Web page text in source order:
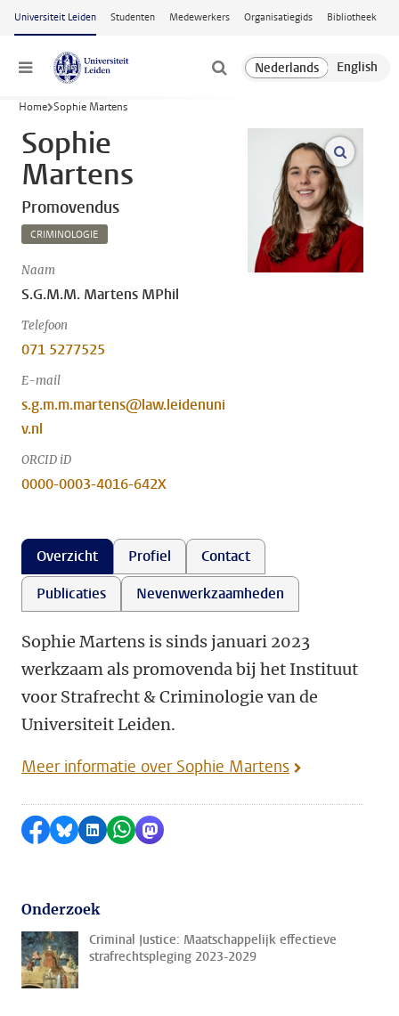
Ga naar hoofdinhoud
Universiteit Leiden Studenten Medewerkers Organisatiegids Bibliotheek
Menu
Home Sophie Martens
Sophie
Martens
Promovendus
CRIMINOLOGIE
Naam
S.G.M.M. Martens MPhil
Telefoon
071 5277525
E-mail
s.g.m.m.martens@law.leidenuni
v.nl
ORCID iD
0000-0003-4016-642X
open
Overzicht Profiel
Contact
Publicaties
Nevenwerkzaamheden
Sophie Martens is sinds januari 2023
werkzaam als promovenda bij het Instituut
voor Strafrecht & Criminologie van de
Universiteit Leiden.
Meer informatie over Sophie Martens
Delen op Facebook
Delen via Bluesky
Delen op LinkedIn
Delen via WhatsApp
Delen via Mastodon
Onderzoek
Criminal Justice: Maatschappelijk effectieve
strafrechtspleging 2023-2029